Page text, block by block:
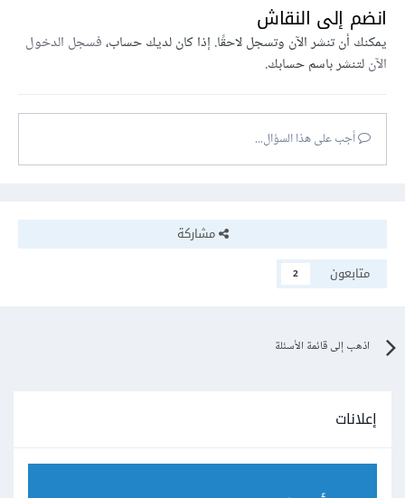
انضم إلى النقاش
يمكنك أن تنشر الآن وتسجل لاحقًا. إذا كان لديك حساب،فسجل الدخول
الآنلتنشر باسم حسابك.
أجب على هذا السؤال...
مشاركة
متابعون
2
اذهب إلى قائمة الأسئلة
إعلانات